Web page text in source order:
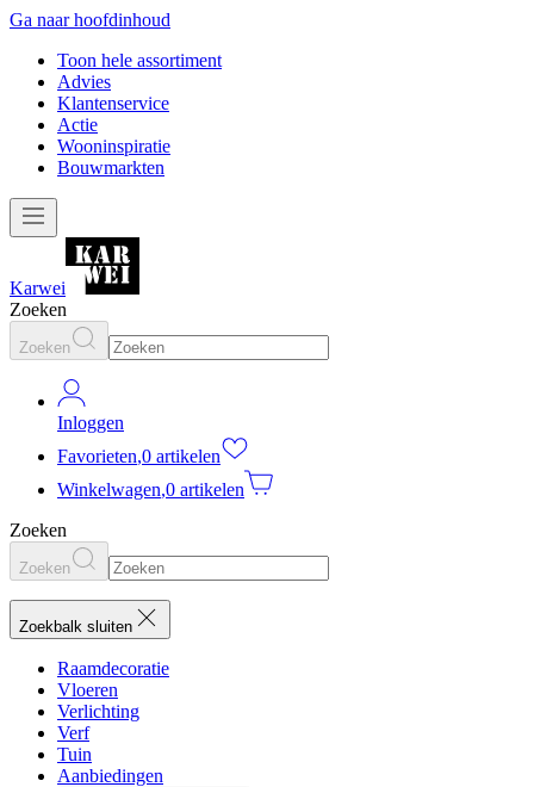
Ga naar hoofdinhoud
Toon hele assortiment
Advies
Klantenservice
Actie
Wooninspiratie
Bouwmarkten
Karwei
Zoeken
Zoeken
Inloggen
Favorieten,0 artikelen
Winkelwagen,0 artikelen
Zoeken
Zoeken
Zoekbalk sluiten
Raamdecoratie
Vloeren
Verlichting
Verf
Tuin
Aanbiedingen